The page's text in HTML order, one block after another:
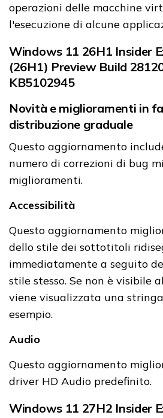
operazioni delle macchine
l'esecuzione di alcune
Windows 11 26H1 Insider
(26H1) Preview Build
KB5102945
Novità e miglioramenti in
distribuzione graduale
Questo aggiornamento
numero di correzioni di bug
miglioramenti.
Accessibilità
Questo aggiornamento
dello stile dei sottotitoli
immediatamente a seguito
stile stesso. Se non è visibile
viene visualizzata una
esempio.
Audio
Questo aggiornamento
driver HD Audio predefinito.
Windows 11 27H2 Insider